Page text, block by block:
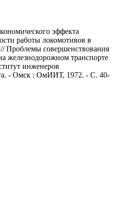
эффекта
работы локомотивов в
Проблемы совершенствования
железнодорожном транспорте
инженеров
- Омск : ОмИИТ, 1972. - С. 40-